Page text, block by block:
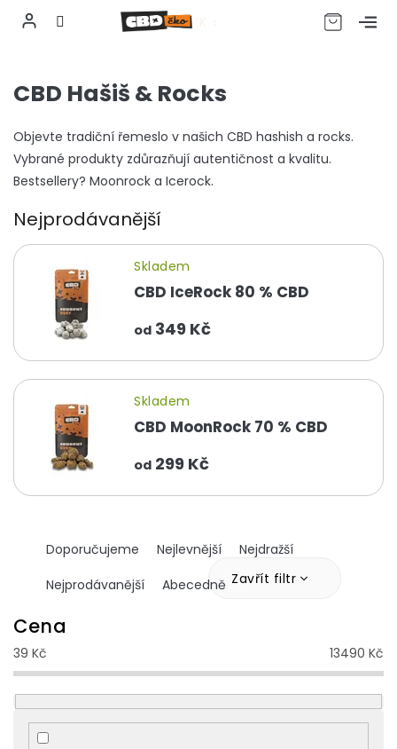
obsah
CZK
CBD Hašiš & Rocks
Objevte tradiční řemeslo v našich CBD hashish a rocks.
Vybrané produkty zdůrazňují autentičnost a kvalitu.
Bestsellery? Moonrock a Icerock.
Nejprodávanější
CBD IceRock 80 % CBD
Skladem
od 349 Kč
CBD MoonRock 70 % CBD
Skladem
od 299 Kč
Ř
a
n
í
p
r
o
d
u
Doporučujeme Nejlevnější
Nejdražší
Nejprodávanější
Abecedně Zavřít filtr
Cena
39 Kč 13490 Kč